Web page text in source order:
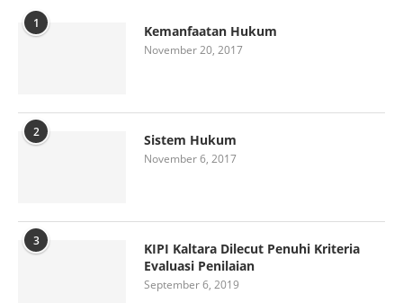
1 Kemanfaatan Hukum
November 20, 2017
2 Sistem Hukum
November 6, 2017
3
KIPI Kaltara Dilecut Penuhi Kriteria
Evaluasi Penilaian
September 6, 2019